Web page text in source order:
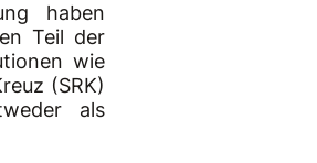
haben
Teil der
wie
(SRK)
als